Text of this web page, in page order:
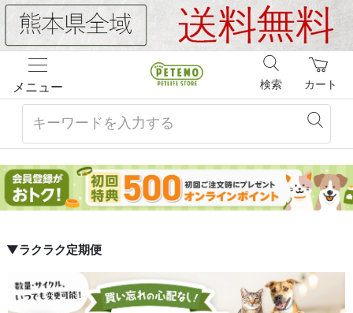
メニュー カート
検索
▼ラクラク定期便